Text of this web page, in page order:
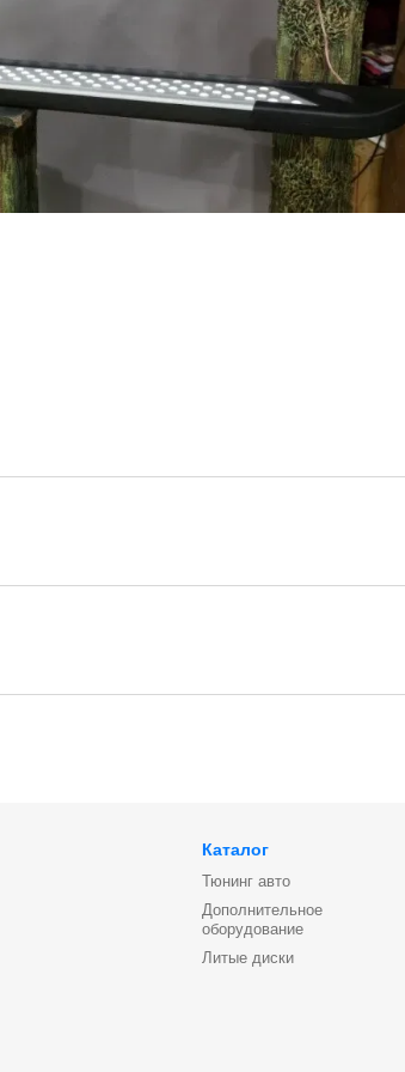
Каталог
Тюнинг авто
Дополнительное
оборудование
Литые диски